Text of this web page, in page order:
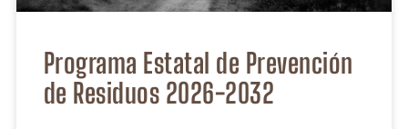
Programa Estatal de Prevención
de Residuos 2026-2032